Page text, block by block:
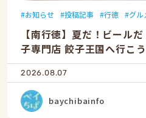
お知らせ 投稿記事 行徳 グル
【南行徳】夏だ！ビール
子専門店 餃子王国へ行こう
2026.08.07
baychibainfo